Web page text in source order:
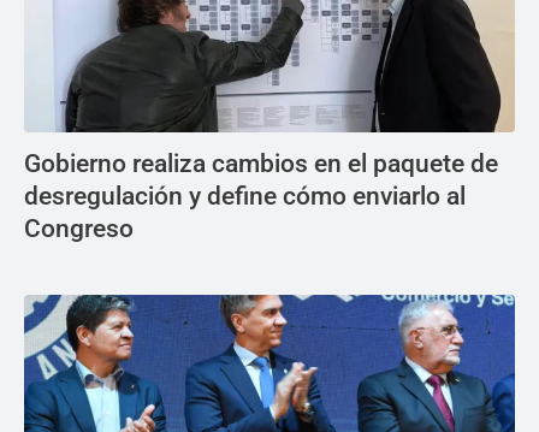
Gobierno realiza cambios en el paquete de
desregulación y define cómo enviarlo al
Congreso